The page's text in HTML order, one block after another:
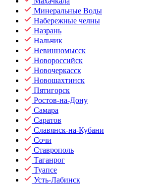
Минеральные Воды
Набережные челны
Назрань
Нальчик
Невинномысск
Новороссийск
Новочеркасск
Новошахтинск
Пятигорск
Ростов-на-Дону
Самара
Саратов
Славянск-на-Кубани
Сочи
Ставрополь
Таганрог
Туапсе
Усть-Лабинск